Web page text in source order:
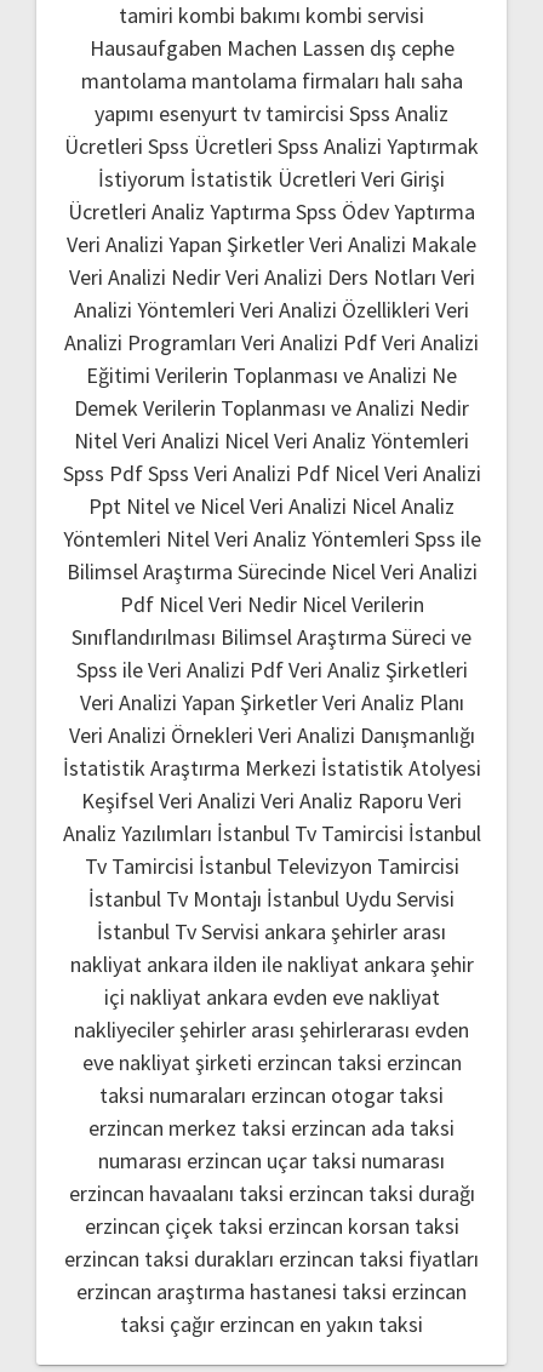
tamiri kombi bakımı kombi servisi
Hausaufgaben Machen Lassen dış cephe
mantolama mantolama firmaları halı saha
yapımı esenyurt tv tamircisi Spss Analiz
Ücretleri Spss Ücretleri Spss Analizi Yaptırmak
İstiyorum İstatistik Ücretleri Veri Girişi
Ücretleri Analiz Yaptırma Spss Ödev Yaptırma
Veri Analizi Yapan ŞirketlerVeri Analizi Makale
Veri Analizi NedirVeri Analizi Ders Notları Veri
Analizi Yöntemleri Veri Analizi Özellikleri Veri
Analizi Programları Veri Analizi PdfVeri Analizi
Eğitimi Verilerin Toplanması ve Analizi Ne
Demek Verilerin Toplanması ve Analizi Nedir
Nitel Veri Analizi Nicel Veri Analiz Yöntemleri
Spss PdfSpss Veri Analizi Pdf Nicel Veri Analizi
Ppt Nitel ve Nicel Veri Analizi Nicel Analiz
Yöntemleri Nitel Veri Analiz Yöntemleri Spss ile
Bilimsel Araştırma Sürecinde Nicel Veri Analizi
Pdf Nicel Veri Nedir Nicel Verilerin
Sınıflandırılması Bilimsel Araştırma Süreci ve
Spss ile Veri Analizi PdfVeri Analiz Şirketleri
Veri Analizi Yapan ŞirketlerVeri Analiz Planı
Veri Analizi Örnekleri Veri Analizi Danışmanlığı
İstatistik Araştırma Merkezi İstatistik Atolyesi
Keşifsel Veri Analizi Veri Analiz Raporu Veri
Analiz Yazılımları İstanbul Tv Tamircisi İstanbul
Tv Tamircisi İstanbul Televizyon Tamircisi
İstanbul Tv Montajı İstanbul Uydu Servisi
İstanbul Tv Servisi ankara şehirler arası
nakliyat ankara ilden ile nakliyat ankara şehir
içi nakliyat ankara evden eve nakliyat
nakliyeciler şehirler arası şehirlerarası evden
eve nakliyat şirketi erzincan taksi erzincan
taksi numaraları erzincan otogar taksi
erzincan merkez taksi erzincan ada taksi
numarası erzincan uçar taksi numarası
erzincan havaalanı taksi erzincan taksi durağı
erzincan çiçek taksi erzincan korsan taksi
erzincan taksi durakları erzincan taksi fiyatları
erzincan araştırma hastanesi taksi erzincan
taksi çağır erzincan en yakın taksi